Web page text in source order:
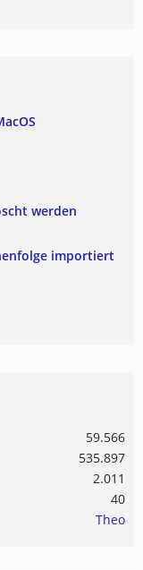
werden
importiert
59.566
535.897
2.011
40
Theo